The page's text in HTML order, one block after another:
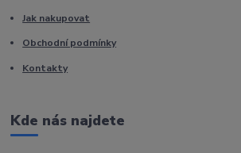
Jak nakupovat
Obchodní podmínky
Kontakty
Kde nás najdete